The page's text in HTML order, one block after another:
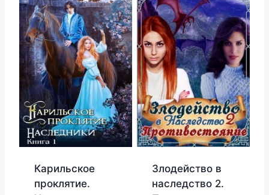
Карильское
проклятие.
Злодейство в
наследство 2.